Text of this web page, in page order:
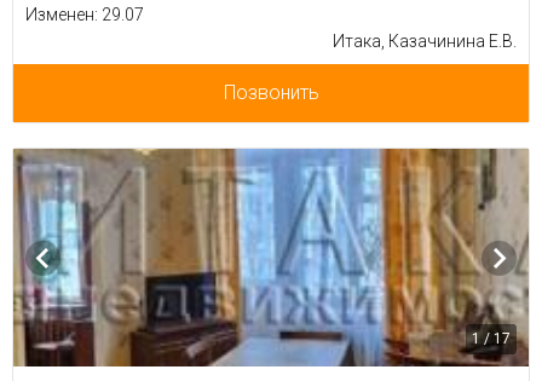
Изменен: 29.07
Итака, Казачинина Е.В.
Позвонить
1 / 17